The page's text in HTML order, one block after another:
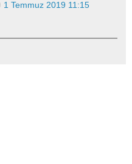
1 Temmuz 2019 11:15